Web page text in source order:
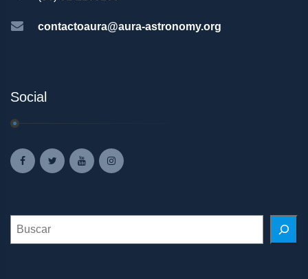
contactoaura@aura-astronomy.org
Social
Search